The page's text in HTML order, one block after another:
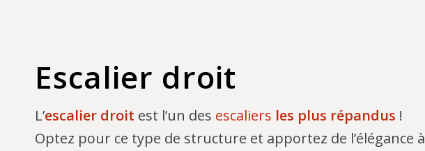
Escalier droit
L’escalier droit est l’un des escaliers les plus répandus !
Optez pour ce type de structure et apportez de l’élégance à